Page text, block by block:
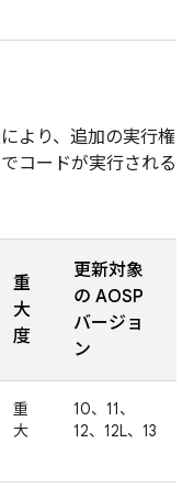
より、追加の実行権
コードが実行される
重
大
度
更新対象
の AOSP
バージョ
ン
重
大
10、11、
12、12L、13